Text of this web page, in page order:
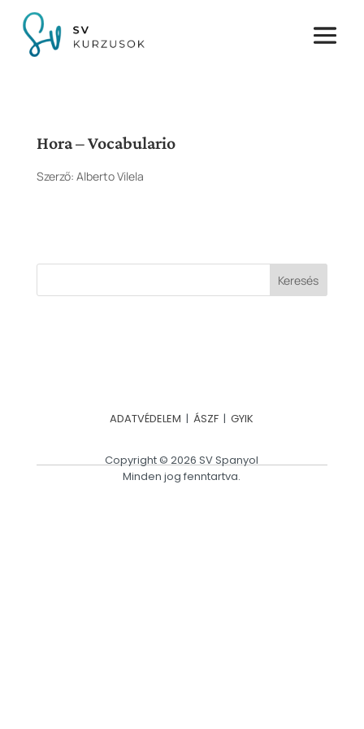
Hora – Vocabulario
Szerző: Alberto Vilela
Keresés
ADATVÉDELEM | ÁSZF |GYIK
Copyright © 2026 SV Spanyol
Minden jog fenntartva.